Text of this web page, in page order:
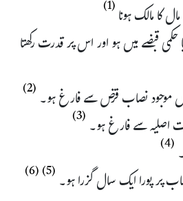
کا مالک ہونا(1)
حکمی قبضے میں ہو اور اس پر قدرت رکھتا
نصاب قرض سے فارغ ہو۔(2)
سے فارغ ہو۔(3)
(4)
پر پورا ایک سال گزرا ہو۔(5)
(6)